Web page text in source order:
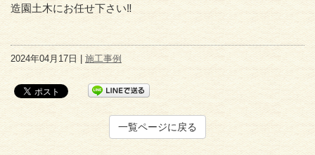
造園土木にお任せ下さい‼️
2024年04月17日 | 施工事例
一覧ページに戻る